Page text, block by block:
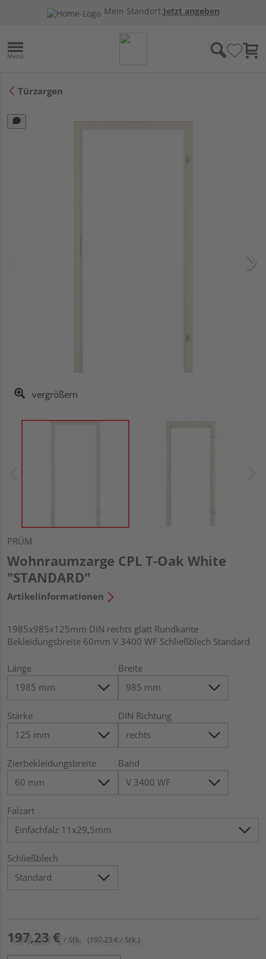
Mein Standort:Jetzt angeben
Türzargen
vergrößern
PRÜM
Wohnraumzarge CPL T-Oak White
"STANDARD"
Artikelinformationen
1985x985x125mm DIN rechts glatt Rundkante
Bekleidungsbreite 60mm V 3400 WF Schließblech Standard
Länge Breite
Stärke DIN Richtung
Zierbekleidungsbreite Band
Falzart
Schließblech
197,23 € / Stk. (197,23 € / Stk.)